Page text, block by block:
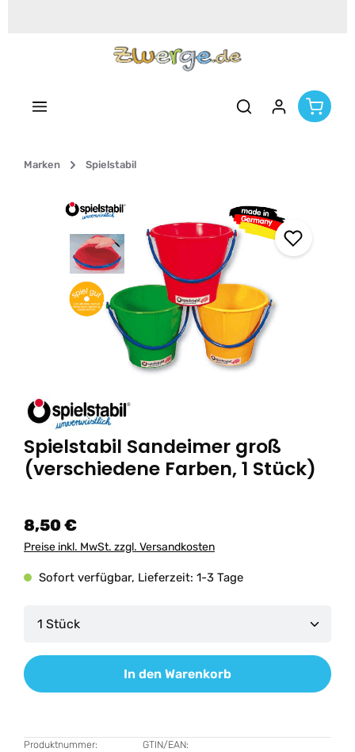
Marken Spielstabil
Bildergalerie überspringen
Spielstabil Sandeimer groß
(verschiedene Farben, 1 Stück)
8,50 €
Preise inkl. MwSt. zzgl. Versandkosten
Sofort verfügbar, Lieferzeit: 1-3 Tage
Produkt Anzahl: Gib den gewünschten Wert
In den Warenkorb
Produktnummer: GTIN/EAN: